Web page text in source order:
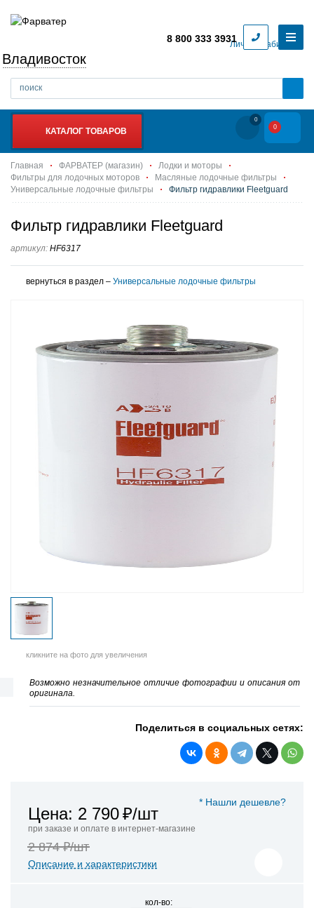
Личный кабинет
Владивосток
8 800 333 3931
КАТАЛОГ ТОВАРОВ
0
0
Главная ФАРВАТЕР (магазин)
Лодки и моторы
Фильтры для лодочных моторов
Масляные лодочные фильтры
Универсальные лодочные фильтры
Фильтр гидравлики Fleetguard
Фильтр гидравлики Fleetguard
артикул: HF6317
вернуться в раздел – Универсальные лодочные фильтры
кликните на фото для увеличения
Возможно незначительное отличие фотографии и описания от
оригинала.
Поделиться в социальных сетях:
* Нашли дешевле?
Цена: 2 790₽/шт
при заказе и оплате в интернет-магазине
2 874 ₽/шт
Описание и характеристики
кол-во: